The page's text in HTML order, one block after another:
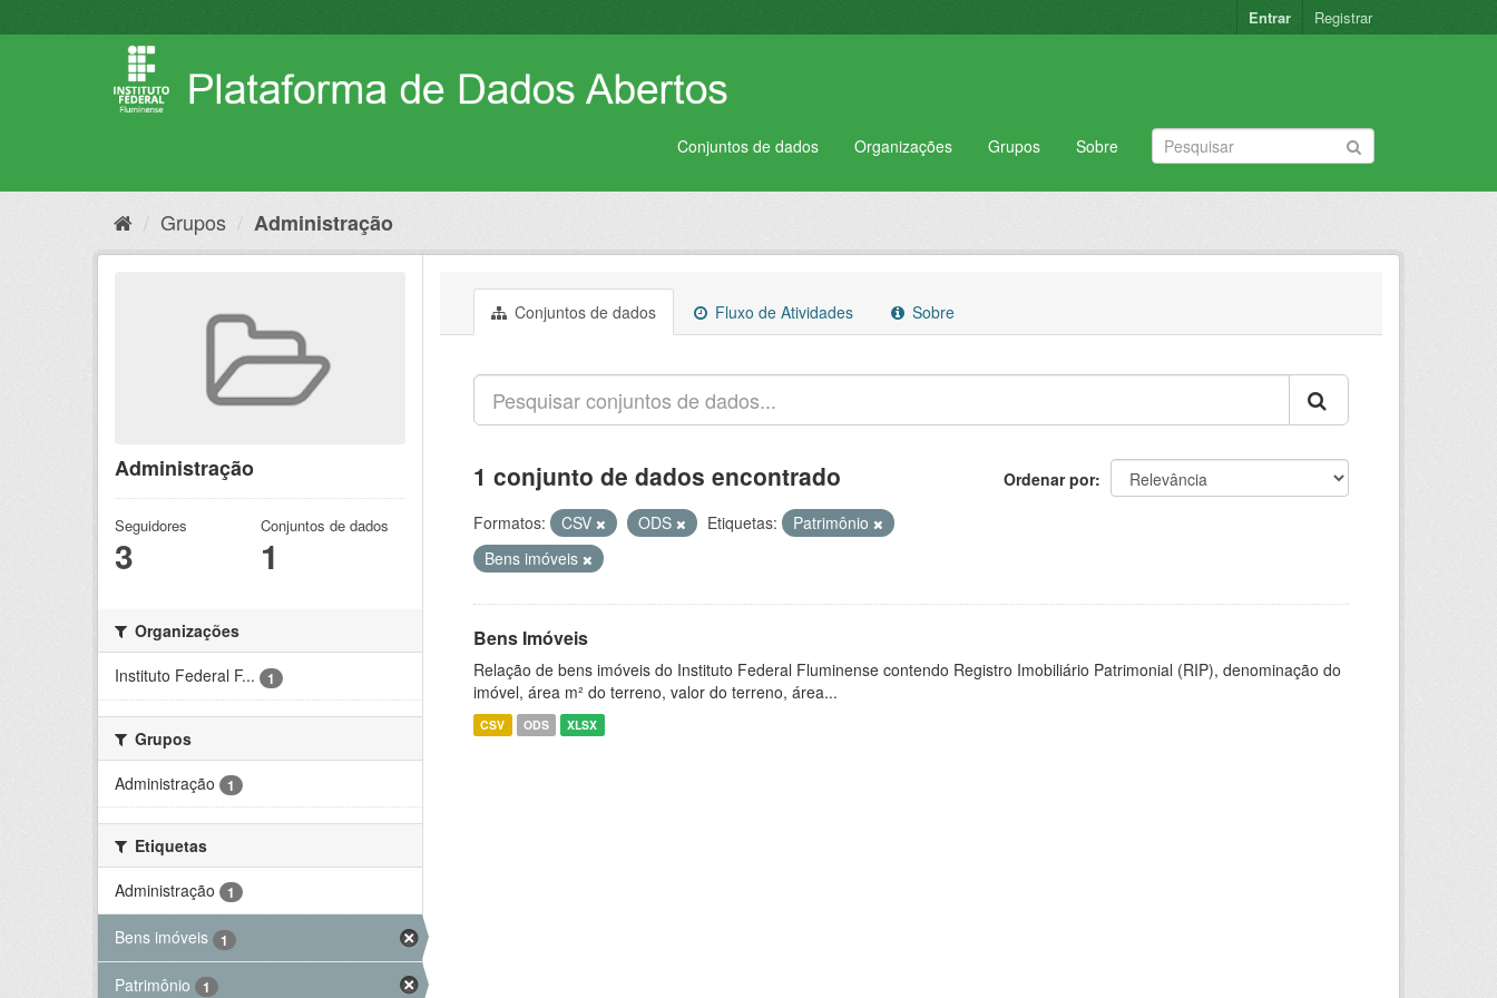
para
Entrar Registrar
Conjuntos de dados Organizações Grupos Sobre
Grupos Administração
Administração
Seguidores
3
Conjuntos de dados
1
Organizações
Instituto Federal F...
1
Grupos
Administração
1
Etiquetas
Administração
1
Bens imóveis 1
Patrimônio 1
Conjuntos de dados Fluxo de Atividades Sobre
Ordenar por
1 conjunto de dados encontrado
Formatos: CSV ODS Etiquetas:
Patrimônio
Bens imóveis
Bens Imóveis
Relação de bens imóveis do Instituto Federal Fluminense contendo Registro Imobiliário Patrimonial (RIP), denominação do
imóvel, área m² do terreno, valor do terreno, área...
CSV ODS XLSX